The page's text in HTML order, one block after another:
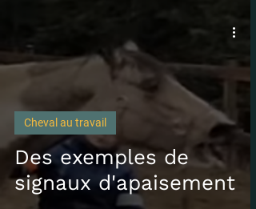
Des exemples de
signaux d'apaisement
Cheval au travail